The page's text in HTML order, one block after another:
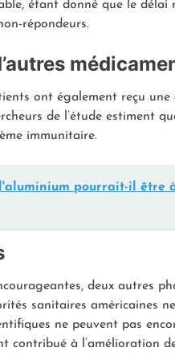
étant donné que le délai
répondeurs.
ont également reçu une
de l’étude estiment
immunitaire.
pourrait-il être
deux autres
sanitaires américaines
ne peuvent pas
contribué à l’amélioration